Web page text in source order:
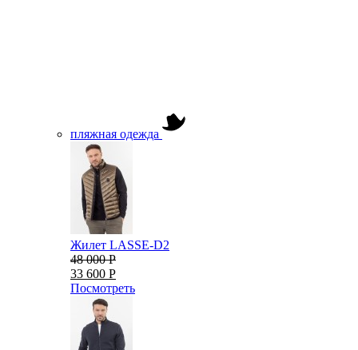
пляжная одежда
Жилет LASSE-D2
48 000 Р
33 600 Р
Посмотреть